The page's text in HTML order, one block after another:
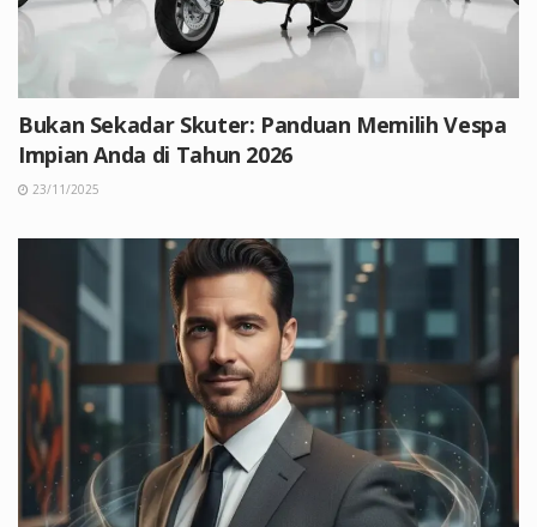
Bukan Sekadar Skuter: Panduan Memilih Vespa
Impian Anda di Tahun 2026
23/11/2025